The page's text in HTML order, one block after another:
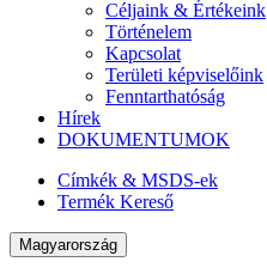
Céljaink & Értékeink
Történelem
Kapcsolat
Területi képviselőink
Fenntarthatóság
Hírek
DOKUMENTUMOK
Címkék & MSDS-ek
Termék Kereső
Magyarország